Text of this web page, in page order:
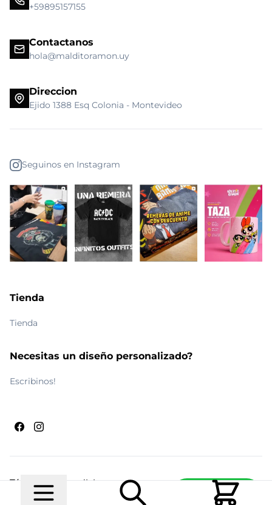
Escribinos
+59895157155
Contactanos
hola@malditoramon.uy
Direccion
Ejido 1388 Esq Colonia - Montevideo
Seguinos en Instagram
Tienda
Tienda
Necesitas un diseño personalizado?
Escribinos!
© 2026 Maldito RamónRealizado por Ecwid de
Términos y condiciones